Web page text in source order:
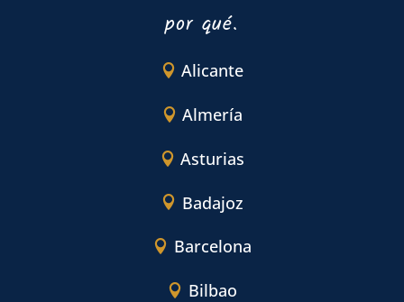
por qué.
Alicante
Almería
Asturias
Badajoz
Barcelona
Bilbao